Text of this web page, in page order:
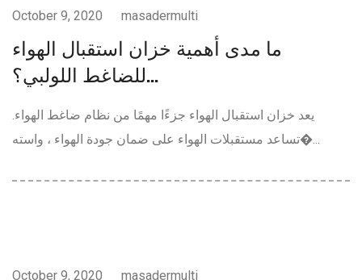
October 9, 2020 masadermulti
ما مدى أهمية خزان استقبال الهواء
للضاغط اللولبي؟...
يعد خزان استقبال الهواء جزءًا مهمًا من نظام ضاغط الهواء.
تساعد مستقبلات الهواء على ضمان جودة الهواء ، واسته�...
October 9, 2020 masadermulti